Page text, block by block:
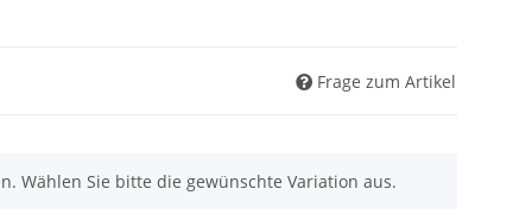
Frage zum Artikel
Wählen Sie bitte die gewünschte Variation aus.